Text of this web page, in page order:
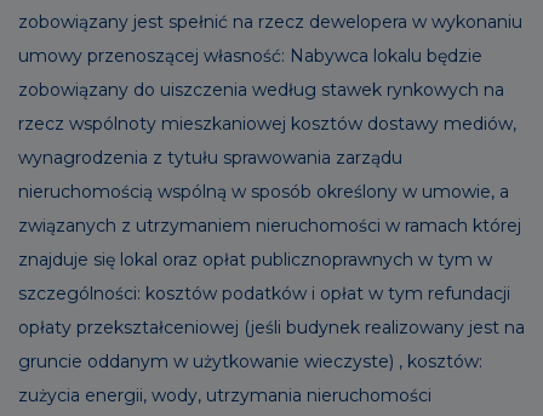
zobowiązany jest spełnić na rzecz dewelopera w wykonaniu
umowy przenoszącej własność: Nabywca lokalu będzie
zobowiązany do uiszczenia według stawek rynkowych na
rzecz wspólnoty mieszkaniowej kosztów dostawy mediów,
wynagrodzenia z tytułu sprawowania zarządu
nieruchomością wspólną w sposób określony w umowie, a
związanych z utrzymaniem nieruchomości w ramach której
znajduje się lokal oraz opłat publicznoprawnych w tym w
szczególności: kosztów podatków i opłat w tym refundacji
opłaty przekształceniowej (jeśli budynek realizowany jest na
gruncie oddanym w użytkowanie wieczyste) , kosztów:
zużycia energii, wody, utrzymania nieruchomości